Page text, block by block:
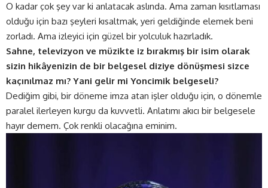
O kadar çok şey var ki anlatacak aslında. Ama zaman kısıtlaması
olduğu için bazı şeyleri kısaltmak, yeri geldiğinde elemek beni
zorladı. Ama izleyici için güzel bir yolculuk hazırladık.
Sahne, televizyon ve müzikte iz bırakmış bir isim olarak
sizin hikâyenizin de bir belgesel diziye dönüşmesi sizce
kaçınılmaz mı? Yani gelir mi Yoncimik belgeseli?
Dediğim gibi, bir döneme imza atan işler olduğu için, o dönemle
paralel ilerleyen kurgu da kuvvetli. Anlatımı akıcı bir belgesele
hayır demem. Çok renkli olacağına eminim.